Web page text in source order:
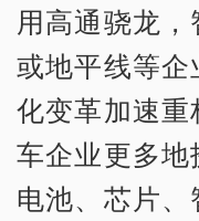
用高通骁龙
或地平线等
化变革加速
车企业更多地
电池、芯片